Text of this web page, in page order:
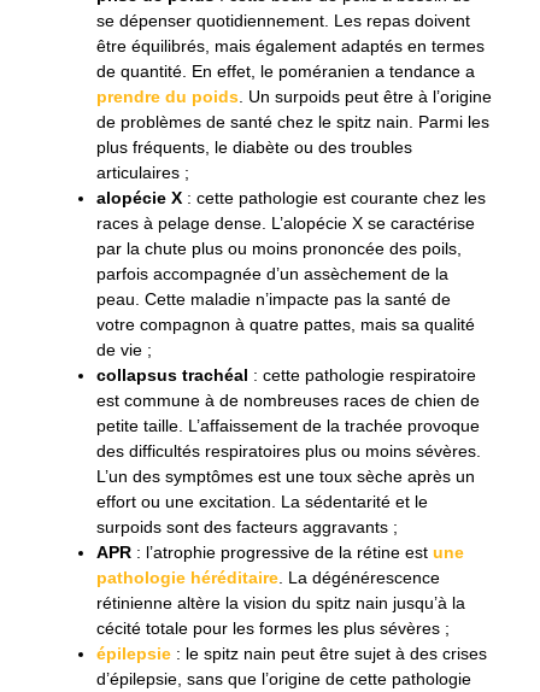
se dépenser quotidiennement. Les repas doivent
être équilibrés, mais également adaptés en termes
de quantité. En effet, le poméranien a tendance a
prendre du poids . Un surpoids peut être à l’origine
de problèmes de santé chez le spitz nain. Parmi les
plus fréquents, le diabète ou des troubles
articulaires ;
alopécie X : cette pathologie est courante chez les
races à pelage dense. L’alopécie X se caractérise
par la chute plus ou moins prononcée des poils,
parfois accompagnée d’un assèchement de la
peau. Cette maladie n’impacte pas la santé de
votre compagnon à quatre pattes, mais sa qualité
de vie ;
collapsus trachéal : cette pathologie respiratoire
est commune à de nombreuses races de chien de
petite taille. L’affaissement de la trachée provoque
des difficultés respiratoires plus ou moins sévères.
L’un des symptômes est une toux sèche après un
effort ou une excitation. La sédentarité et le
surpoids sont des facteurs aggravants ;
APR : l’atrophie progressive de la rétine est une
pathologie héréditaire . La dégénérescence
rétinienne altère la vision du spitz nain jusqu’à la
cécité totale pour les formes les plus sévères ;
épilepsie : le spitz nain peut être sujet à des crises
d’épilepsie, sans que l’origine de cette pathologie